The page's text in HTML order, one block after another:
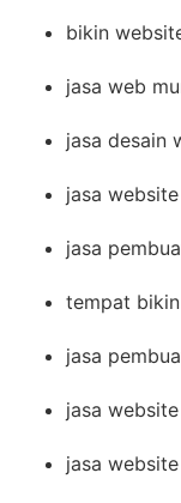
bikin
jasa web
jasa desain
jasa
jasa
tempat
jasa
jasa
jasa